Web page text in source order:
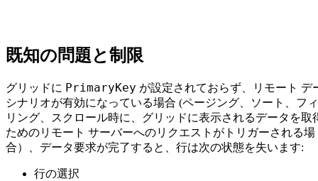
既知の問題と制限
グリッドに PrimaryKey が設定されておらず、リモート デ
シナリオが有効になっている場合 (ページング、ソート、フ
リング、スクロール時に、グリッドに表示されるデータを取
ためのリモート サーバーへのリクエストがトリガーされる場
合）、データ要求が完了すると、行は次の状態を失います:
行の選択